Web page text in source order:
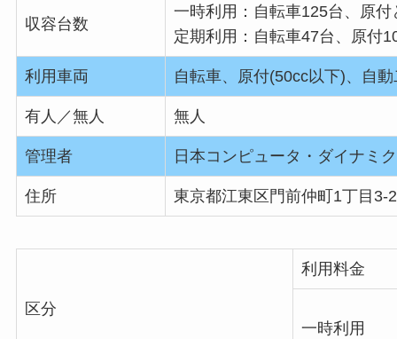
収容台数
一時利用：自転車125台、原
定期利用：自転車47台、原付
利用車両 自転車、原付(50cc以下)、自
有人／無人 無人
管理者 日本コンピュータ・ダイナミ
住所 東京都江東区門前仲町1丁目3-
区分
利用料金
一時利用